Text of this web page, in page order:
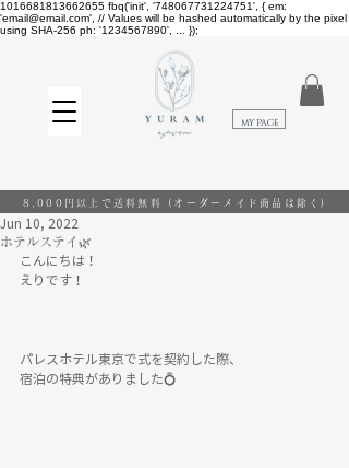
1016681813662655 fbq('init', '748067731224751', { em:
'email@email.com', // Values will be hashed automatically by the pixel
using SHA-256 ph: '1234567890', ... });
​MY PAGE
8,000円以上で送料無料 (オーダーメイド商品は除く)
ホテルステイ🌿
Jun 10, 2022
こんにちは！
えりです！
パレスホテル東京で式を契約した際、
宿泊の特典がありました💍